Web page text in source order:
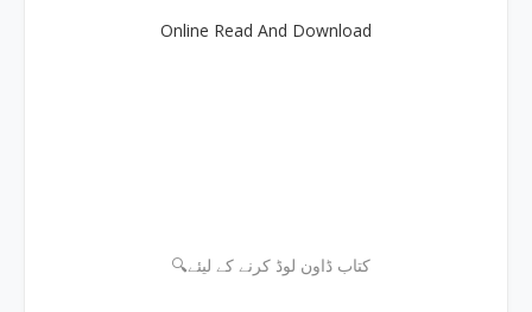
Online Read And Download
🔍کتاب ڈاون لوڈ کرنے کے لیئے